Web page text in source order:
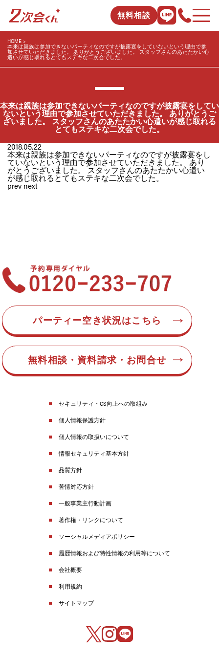
無料相談
HOME
本来は親族は参加できないパーティなのですが披露宴をしていないという理由で参
加させていただきました。 ありがとうございました。 スタッフさんのあたたかい心
遣いが感じ取れるとてもステキな二次会でした。
本来は親族は参加できないパーティなのですが披露宴をしてい
ないという理由で参加させていただきました。 ありがとうご
ざいました。 スタッフさんのあたたかい心遣いが感じ取れる
とてもステキな二次会でした。
2018.05.22
本来は親族は参加できないパーティなのですが披露宴をし
ていないという理由で参加させていただきました。 あり
がとうございました。 スタッフさんのあたたかい心遣い
が感じ取れるとてもステキな二次会でした。
prev next
パーティー空き状況はこちら
無料相談・資料請求・お問合せ
セキュリティ・CS向上への取組み
個人情報保護方針
個人情報の取扱いについて
情報セキュリティ基本方針
品質方針
苦情対応方針
一般事業主行動計画
著作権・リンクについて
ソーシャルメディアポリシー
履歴情報および特性情報の利用等について
会社概要
利用規約
サイトマップ